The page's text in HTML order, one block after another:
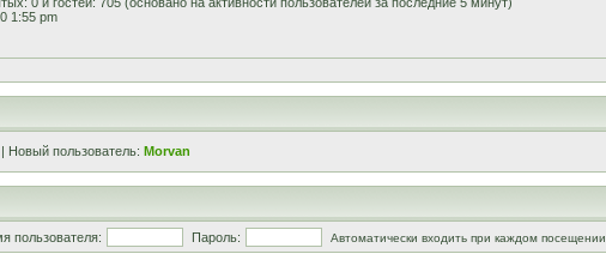
1:55 pm
| Новый пользователь: Morvan
пользователя: Пароль: Автоматически входить при каждом посещении